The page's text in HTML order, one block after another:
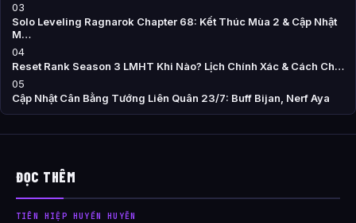
03
Solo Leveling Ragnarok Chapter 68: Kết Thúc Mùa 2 & Cập Nhật
M…
04
Reset Rank Season 3 LMHT Khi Nào? Lịch Chính Xác & Cách Ch…
05
Cập Nhật Cân Bằng Tướng Liên Quân 23/7: Buff Bijan, Nerf Aya
ĐỌC THÊM
TIÊN HIỆP HUYỀN HUYỄN